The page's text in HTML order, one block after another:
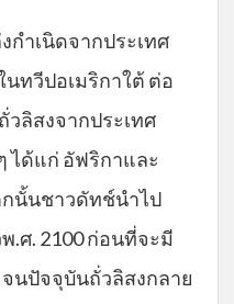
กำเนิดจากประเทศ
นทวีปอเมริกาใต้ ต่อ
วลิสงจากประเทศ
ได้แก่ อัฟริกาและ
กนั้นชาวดัทช์นำไป
.ศ. 2100 ก่อนที่จะมี
นปัจจุบันถั่วลิสงกลาย